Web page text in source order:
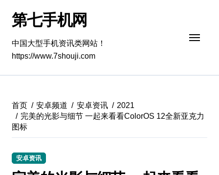
第七手机网
中国大型手机资讯类网站！
https://www.7shouji.com
首页 安卓频道 安卓资讯
2021
完美的光影与细节 一起来看看ColorOS 12全新亚克力
图标
安卓资讯